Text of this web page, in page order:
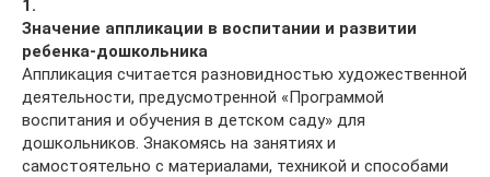
1.
Значение аппликации в воспитании и развитии
ребенка-дошкольника
Аппликация считается разновидностью художественной
деятельности, предусмотренной «Программой
воспитания и обучения в детском саду» для
дошкольников. Знакомясь на занятиях и
самостоятельно с материалами, техникой и способами